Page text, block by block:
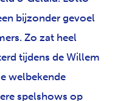
bijzonder gevoel
Zo zat heel
tijdens de Willem
welbekende
spelshows op